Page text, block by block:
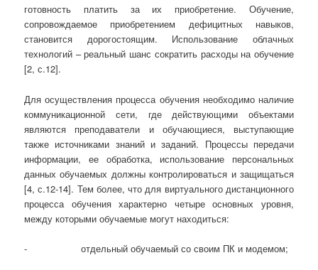
готовность платить за их приобретение. Обучение,
сопровождаемое приобретением дефицитных навыков,
становится дорогостоящим. Использование облачных
технологий – реальный шанс сократить расходы на обучение
[2, с.12].
Для осуществления процесса обучения необходимо наличие
коммуникационной сети, где действующими объектами
являются преподаватели и обучающиеся, выступающие
также источниками знаний и заданий. Процессы передачи
информации, ее обработка, использование персональных
данных обучаемых должны контролироваться и защищаться
[4, с.12-14]. Тем более, что для виртуального дистанционного
процесса обучения характерно четыре основных уровня,
между которыми обучаемые могут находиться:
- отдельный обучаемый со своим ПК и модемом;